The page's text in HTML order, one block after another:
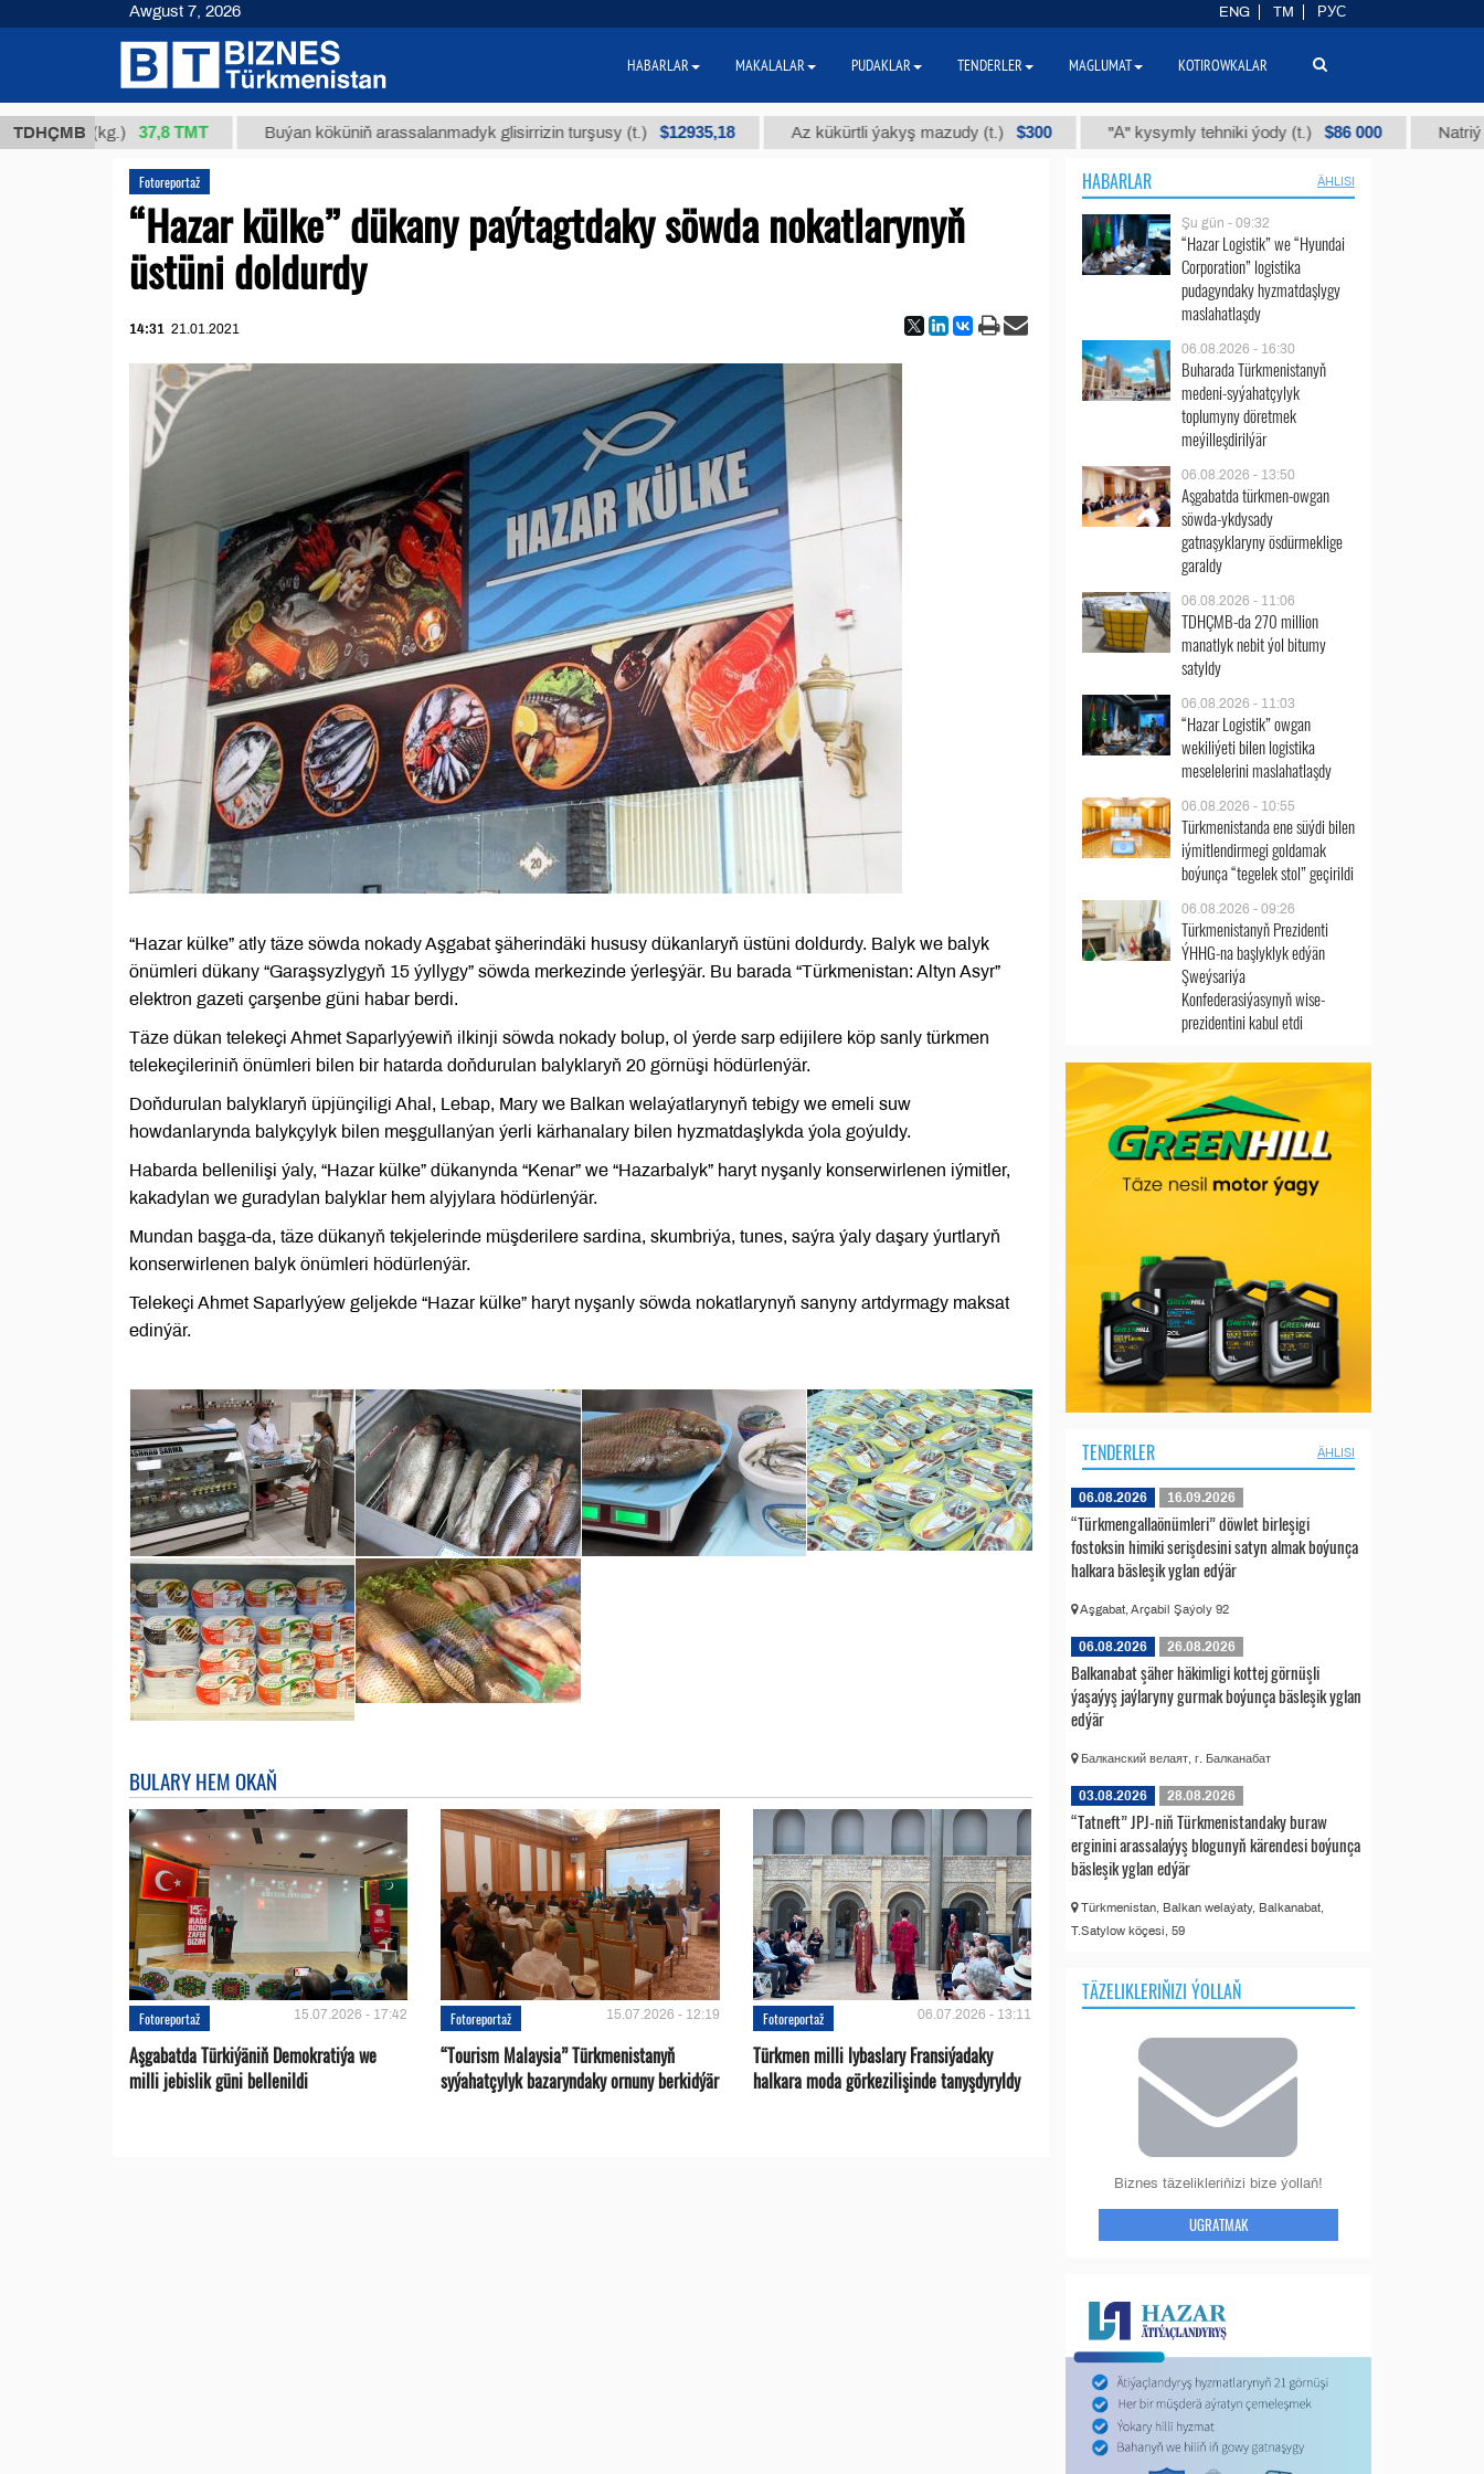
TDHÇMB
1 (kg.) 37,8 ТМТ Buýan köküniň arassalanmadyk glisirrizin turşusy (t.) $12935,18 Az kükürtli ýakyş mazudy (t.) $300 "А" kysymly tehniki ýody (t.) $86 000 Natriý hlorly
Fotoreportaž
“Hazar külke” dükany paýtagtdaky söwda nokatlarynyň
üstüni doldurdy
14:31 21.01.2021
“Hazar külke” atly täze söwda nokady Aşgabat şäherindäki hususy dükanlaryň üstüni doldurdy. Balyk we balyk
önümleri dükany “Garaşsyzlygyň 15 ýyllygy” söwda merkezinde ýerleşýär. Bu barada “Türkmenistan: Altyn Asyr”
elektron gazeti çarşenbe güni habar berdi.
Täze dükan telekeçi Ahmet Saparlyýewiň ilkinji söwda nokady bolup, ol ýerde sarp edijilere köp sanly türkmen
telekeçileriniň önümleri bilen bir hatarda doňdurulan balyklaryň 20 görnüşi hödürlenýär.
Doňdurulan balyklaryň üpjünçiligi Ahal, Lebap, Mary we Balkan welaýatlarynyň tebigy we emeli suw
howdanlarynda balykçylyk bilen meşgullanýan ýerli kärhanalary bilen hyzmatdaşlykda ýola goýuldy.
Habarda bellenilişi ýaly, “Hazar külke” dükanynda “Kenar” we “Hazarbalyk” haryt nyşanly konserwirlenen iýmitler,
kakadylan we guradylan balyklar hem alyjylara hödürlenýär.
Mundan başga-da, täze dükanyň tekjelerinde müşderilere sardina, skumbriýa, tunes, saýra ýaly daşary ýurtlaryň
konserwirlenen balyk önümleri hödürlenýär.
Telekeçi Ahmet Saparlyýew geljekde “Hazar külke” haryt nyşanly söwda nokatlarynyň sanyny artdyrmagy maksat
edinýär.
BULARY HEM OKAŇ
Fotoreportaž 15.07.2026 - 17:42
Aşgabatda Türkiýäniň Demokratiýa we
milli jebislik güni bellenildi
Fotoreportaž 15.07.2026 - 12:19
“Tourism Malaysia” Türkmenistanyň
syýahatçylyk bazaryndaky ornuny berkidýär
Fotoreportaž 06.07.2026 - 13:11
Türkmen milli lybaslary Fransiýadaky
halkara moda görkezilişinde tanyşdyryldy
HABARLAR ÄHLISI
Şu gün - 09:32
“Hazar Logistik” we “Hyundai
Corporation” logistika
pudagyndaky hyzmatdaşlygy
maslahatlaşdy
06.08.2026 - 16:30
Buharada Türkmenistanyň
medeni-syýahatçylyk
toplumyny döretmek
meýilleşdirilýär
06.08.2026 - 13:50
Aşgabatda türkmen-owgan
söwda-ykdysady
gatnaşyklaryny ösdürmeklige
garaldy
06.08.2026 - 11:06
TDHÇMB-da 270 million
manatlyk nebit ýol bitumy
satyldy
06.08.2026 - 11:03
“Hazar Logistik” owgan
wekiliýeti bilen logistika
meselelerini maslahatlaşdy
06.08.2026 - 10:55
Türkmenistanda ene süýdi bilen
iýmitlendirmegi goldamak
boýunça “tegelek stol” geçirildi
06.08.2026 - 09:26
Türkmenistanyň Prezidenti
ÝHHG-na başlyklyk edýän
Şweýsariýa
Konfederasiýasynyň wise-
prezidentini kabul etdi
TENDERLER ÄHLISI
06.08.2026 16.09.2026
“Türkmengallaönümleri” döwlet birleşigi
fostoksin himiki serişdesini satyn almak boýunça
halkara bäsleşik yglan edýär
Aşgabat, Arçabil Şaýoly 92
06.08.2026 26.08.2026
Balkanabat şäher häkimligi kottej görnüşli
ýaşaýyş jaýlaryny gurmak boýunça bäsleşik yglan
edýär
Балканский велаят, г. Балканабат
03.08.2026 28.08.2026
“Tatneft” JPJ-niň Türkmenistandaky buraw
erginini arassalaýyş blogunyň kärendesi boýunça
bäsleşik yglan edýär
Türkmenistan, Balkan welaýaty, Balkanabat,
T.Satylow köçesi, 59
TÄZELIKLERIŇIZI ÝOLLAŇ
Biznes täzelikleriňizi bize ýollaň!
UGRATMAK
Awgust 7, 2026 ENG TM РУС
HABARLAR MAKALALAR PUDAKLAR TENDERLER MAGLUMAT KOTIROWKALAR